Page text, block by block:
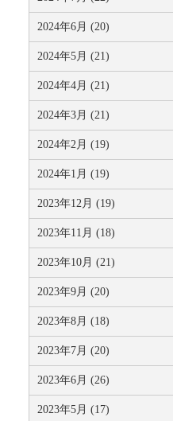
2024年6月 (20)
2024年5月 (21)
2024年4月 (21)
2024年3月 (21)
2024年2月 (19)
2024年1月 (19)
2023年12月 (19)
2023年11月 (18)
2023年10月 (21)
2023年9月 (20)
2023年8月 (18)
2023年7月 (20)
2023年6月 (26)
2023年5月 (17)